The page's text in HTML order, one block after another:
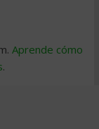
Aprende cómo
.